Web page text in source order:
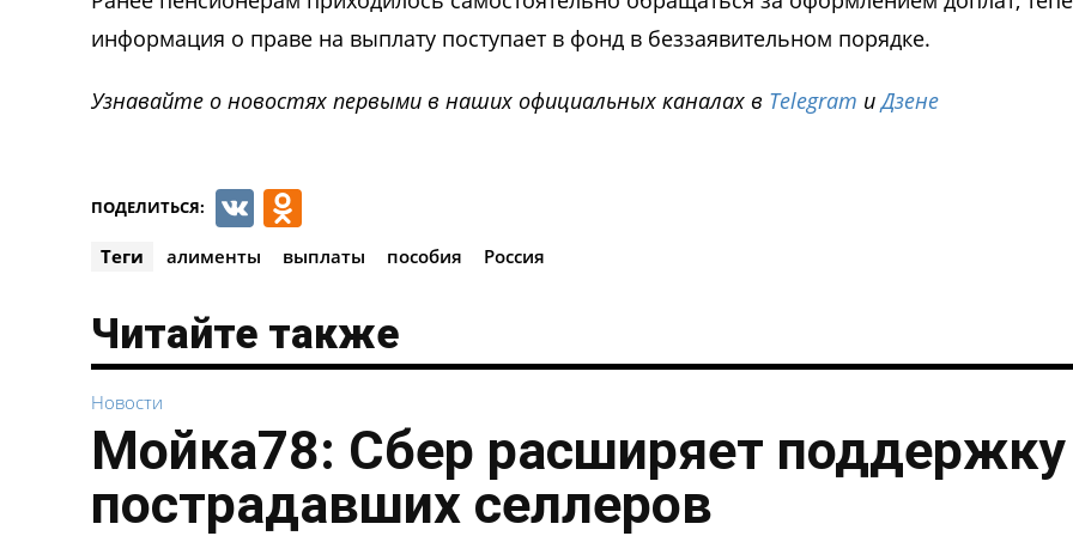
информация о праве на выплату поступает в фонд в беззаявительном порядке.
Узнавайте о новостях первыми в наших официальных каналах в Telegram иДзене
ПОДЕЛИТЬСЯ: VK
Теги алименты выплаты пособия Россия
Читайте также
Новости
Мойка78: Сбер расширяет поддержку
пострадавших селлеров